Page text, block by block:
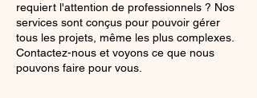
requiert l'attention de professionnels ? Nos
services sont conçus pour pouvoir gérer
tous les projets, même les plus complexes.
Contactez-nous et voyons ce que nous
pouvons faire pour vous.